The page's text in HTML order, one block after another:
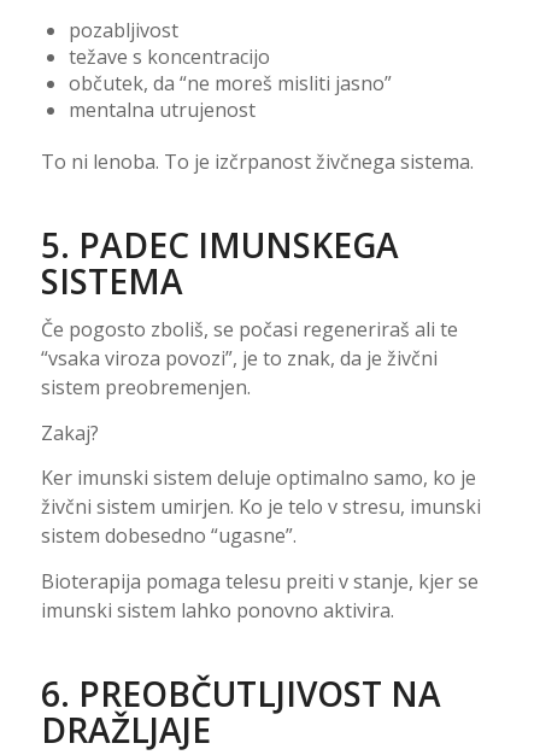
pozabljivost
težave s koncentracijo
občutek, da “ne moreš misliti jasno”
mentalna utrujenost
To ni lenoba. To je izčrpanost živčnega sistema.
5. PADEC IMUNSKEGA
SISTEMA
Če pogosto zboliš, se počasi regeneriraš ali te
“vsaka viroza povozi”, je to znak, da je živčni
sistem preobremenjen.
Zakaj?
Ker imunski sistem deluje optimalno samo, ko je
živčni sistem umirjen. Ko je telo v stresu, imunski
sistem dobesedno “ugasne”.
Bioterapija pomaga telesu preiti v stanje, kjer se
imunski sistem lahko ponovno aktivira.
6. PREOBČUTLJIVOST NA
DRAŽLJAJE